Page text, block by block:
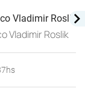
Vladimir Roslik